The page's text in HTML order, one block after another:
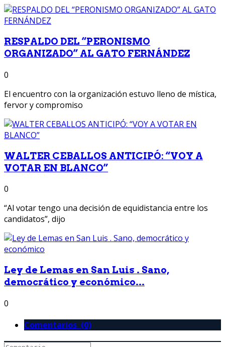
RESPALDO DEL “PERONISMO
ORGANIZADO” AL GATO FERNÁNDEZ
0
El encuentro con la organización estuvo lleno de mística,
fervor y compromiso
WALTER CEBALLOS ANTICIPÓ: “VOY A
VOTAR EN BLANCO”
0
“Al votar tengo una decisión de equidistancia entre los
candidatos”, dijo
Ley de Lemas en San Luis . Sano,
democrático y económico...
0
Comentarios (0)